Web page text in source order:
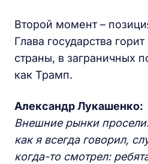
Второй момент –
Глава государства
страны, в заграничных
как Трамп.
Александр Лукашенко:
Внешние рынки
как я всегда говорил,
когда-то смотрел: